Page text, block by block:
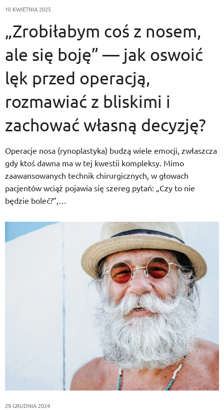
10 KWIETNIA 2025
„Zrobiłabym coś z nosem,
ale się boję” — jak oswoić
lęk przed operacją,
rozmawiać z bliskimi i
zachować własną decyzję?
Operacje nosa (rynoplastyka) budzą wiele emocji, zwłaszcza
gdy ktoś dawna ma w tej kwestii kompleksy. Mimo
zaawansowanych technik chirurgicznych, w głowach
pacjentów wciąż pojawia się szereg pytań: „Czy to nie
będzie boleć?”,…
29 GRUDNIA 2024